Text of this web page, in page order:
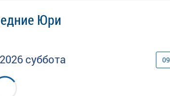
Юри
2026 суббота 09